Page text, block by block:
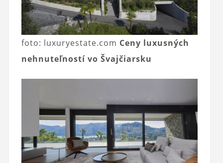
foto: luxuryestate.com Ceny luxusných
nehnuteľností vo Švajčiarsku